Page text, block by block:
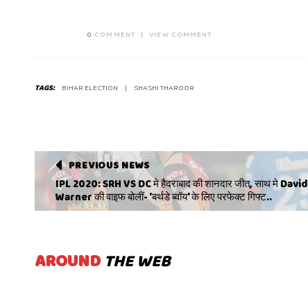
0 COMMENT | VIEW COMMENT
TAGS: BIHAR ELECTION SHASHI THAROOR
PREVIOUS NEWS
IPL 2020: SRH VS DC मे हैदराबाद की शानदार जीत, साथ मे David
Warner की वाइफ बोलीं- 'बर्थडे ब्वॉय' के लिए परफेक्ट गिफ्ट..
AROUND THE WEB